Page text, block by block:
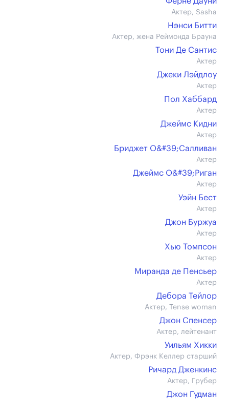
Актер, Sasha
Нэнси Битти
Актер, жена Реймонда Брауна
Тони Де Сантис
Актер
Джеки Лэйдлоу
Актер
Пол Хаббард
Актер
Джеймс Кидни
Актер
Бриджет О&#39;Салливан
Актер
Джеймс О&#39;Риган
Актер
Уэйн Бест
Актер
Джон Буржуа
Актер
Хью Томпсон
Актер
Миранда де Пенсьер
Актер
Дебора Тейлор
Актер, Tense woman
Джон Спенсер
Актер, лейтенант
Уильям Хикки
Актер, Фрэнк Келлер старший
Ричард Дженкинс
Актер, Грубер
Джон Гудман